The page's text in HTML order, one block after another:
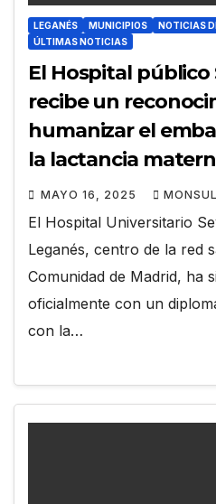
LEGANÉS MUNICIPIOS
NOTICIAS
ÚLTIMAS NOTICIAS
El Hospital público
recibe un
humanizar el
la lactancia
MAYO 16, 2025 MONSUL
El Hospital Universitario
Leganés, centro de la red
Comunidad de Madrid, ha
oficialmente con un
con la…